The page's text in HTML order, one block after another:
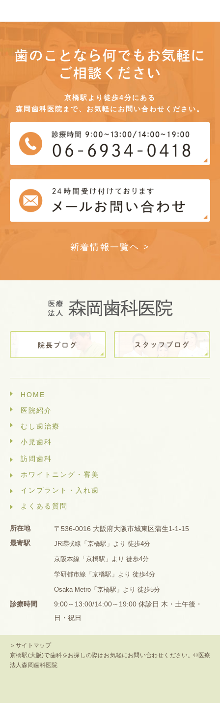
歯のことなら何でもお気軽に
ご相談ください
京橋駅より徒歩4分にある
森岡歯科医院まで、お気軽にお問い合わせください。
新着情報一覧へ >
HOME
医院紹介
むし歯治療
小児歯科
訪問歯科
ホワイトニング・審美
インプラント・入れ歯
よくある質問
所在地
〒536-0016 大阪府大阪市城東区蒲生1-1-15
最寄駅
JR環状線「京橋駅」より 徒歩4分
京阪本線「京橋駅」より 徒歩4分
学研都市線「京橋駅」より 徒歩4分
Osaka Metro「京橋駅」より 徒歩5分
診療時間
9:00～13:00/14:00～19:00 休診日 木・土午後・
日・祝日
＞サイトマップ
京橋駅(大阪)で歯科をお探しの際はお気軽にお問い合わせください。©医療
法人森岡歯科医院